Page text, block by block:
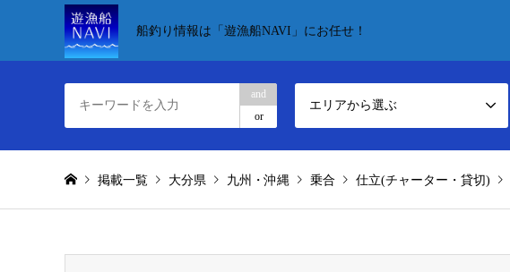
船釣り情報は「遊漁船NAVI」にお任せ！
and
or
エリアから選ぶ
掲載一覧 大分県 九州・沖縄 乗合 仕立(チャーター・貸切)